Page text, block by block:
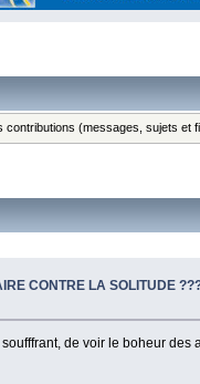
(messages, sujets
CONTRE LA SOLITUDE
de voir le boheur des